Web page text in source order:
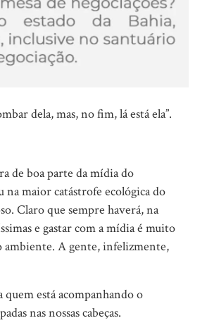
dela, mas, no fim, lá está ela”.
de boa parte da mídia do
maior catástrofe ecológica do
Claro que sempre haverá, na
e gastar com a mídia é muito
ambiente. A gente, infelizmente,
está acompanhando o
nas nossas cabeças.